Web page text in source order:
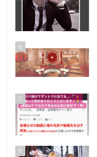
6
7
8